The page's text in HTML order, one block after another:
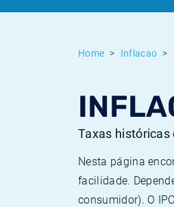
Home Inflacao
Taxas históricas
Nesta página
facilidade.
consumidor). O
Taxas de inflação históricas